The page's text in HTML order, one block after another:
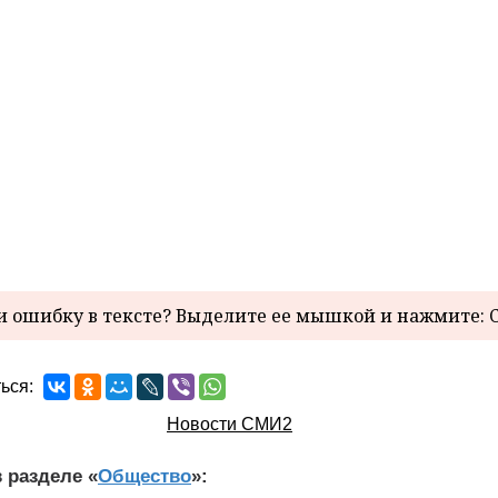
в тексте? Выделите ее мышкой и нажмите:
Новости СМИ2
разделе «Общество»: